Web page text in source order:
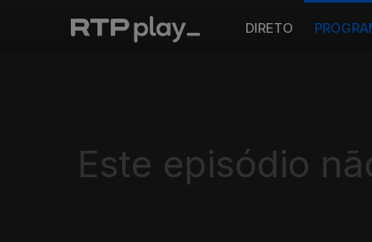
DIRETO
Este episódio